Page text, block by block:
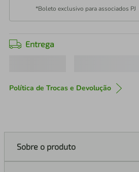
*Boleto exclusivo para associados PJ
Entrega
Política de Trocas e Devolução
Sobre o produto